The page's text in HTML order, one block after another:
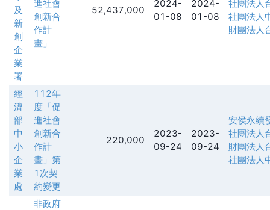
及
新
創
企
業
署
進社會
創新合
作計
畫」
52,437,000
2024-
01-08
2024-
01-08
社團法人
社團法人
財團法人
經
濟
部
中
小
企
業
處
112年
度「促
進社會
創新合
作計
畫」第
1次契
約變更
220,000
2023-
09-24
2023-
09-24
安侯永續
社團法人
財團法人
社團法人
非政府